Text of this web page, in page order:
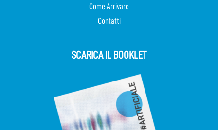
Come Arrivare
Contatti
SCARICA IL BOOKLET